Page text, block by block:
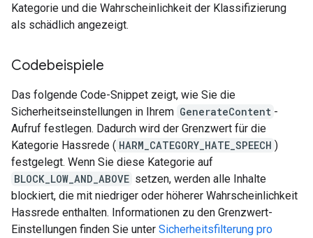
Kategorie und die Wahrscheinlichkeit der Klassifizierung
als schädlich angezeigt.
Codebeispiele
Das folgende Code-Snippet zeigt, wie Sie die
Sicherheitseinstellungen in Ihrem GenerateContent -
Aufruf festlegen. Dadurch wird der Grenzwert für die
Kategorie Hassrede ( HARM_CATEGORY_HATE_SPEECH )
festgelegt. Wenn Sie diese Kategorie auf
BLOCK_LOW_AND_ABOVE setzen, werden alle Inhalte
blockiert, die mit niedriger oder höherer Wahrscheinlichkeit
Hassrede enthalten. Informationen zu den Grenzwert-
Einstellungen finden Sie unter Sicherheitsfilterung pro